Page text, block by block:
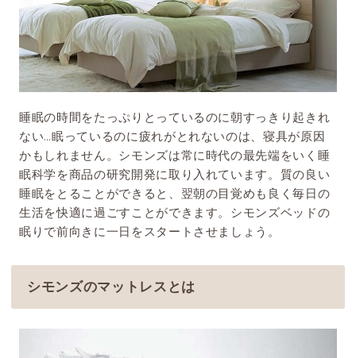
睡眠の時間をたっぷりとっているのに朝すっきり起きれ
ない…眠っているのに疲れがとれないのは、寝具が原因
かもしれません。シモンズは常に時代の最先端をいく睡
眠科学を商品の研究開発に取り入れています。質の良い
睡眠をとることができると、翌朝の目覚めも良く毎日の
生活を快適に過ごすことができます。シモンズベッドの
眠りで前向きに一日をスタートさせましょう。
シモンズのマットレスとは